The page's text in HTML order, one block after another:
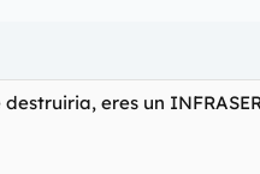
eres un